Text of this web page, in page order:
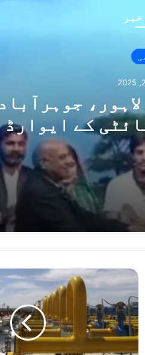
کے ایوارڈ
ملکی سطح پر
ہوں گے
ہوئیں، عمر ایوب
پنجاب
خیبرپختونخوامیں
تین
دن
کیلئے
گیس